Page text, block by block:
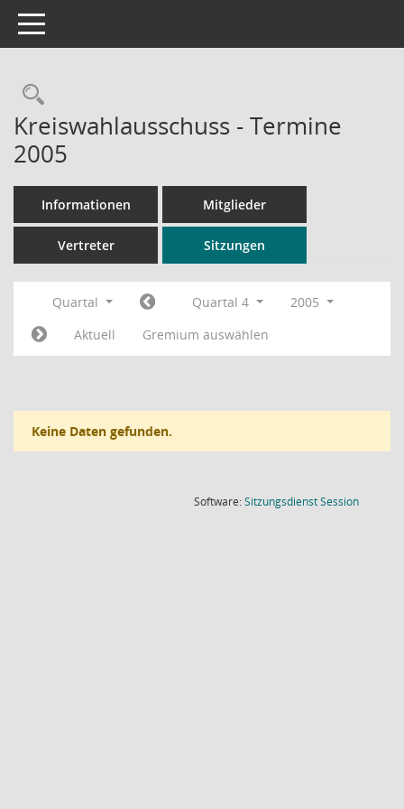
Toggle navigation
Rechercheauswahl
Kreiswahlausschuss - Termine
2005
Informationen Mitglieder
Vertreter Sitzungen
Quartal Quartal 4
2005
Aktuell
Gremium auswählen
Keine Daten gefunden.
Software:SitzungsdienstSession(Wird in